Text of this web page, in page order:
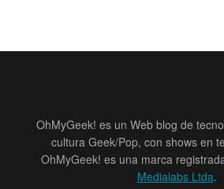
OhMyGeek! es un Web blog de
cultura Geek/Pop, con shows en
OhMyGeek! es una marca
Medialabs Ltda.